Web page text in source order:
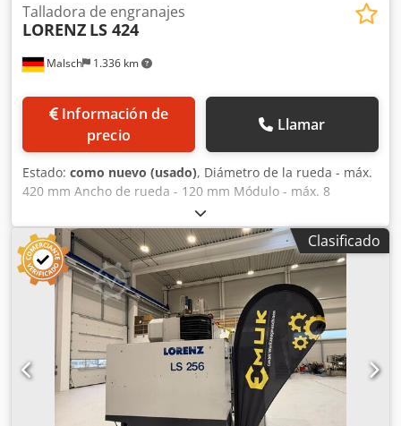
Malsch 1.336 km
Talladora de engranajes
LORENZ LS 424
Información de
precio
Llamar
Estado: como nuevo (usado), Diámetro de la rueda - máx.
420 mm Ancho de rueda - 120 mm Módulo - máx. 8
Módulo - mín. 0,5 Unidad de control CNC BWO Número de
carreras 32-800 carreras/min Potencia total necesaria 50
kW Peso de la máquina aprox. 9 toneladas Espacio
necesario aprox. 5,3 x 3,9 x 3,4 m Elevación de la máquina
200 mm Pies niveladores Diámetro de rueda - máx. 420
mm Recorrido x 360 mm Crodpfxstycgfj Aifjf Recorrido z
154 mm Recorrido L 137 mm Carga máx. de la mesa 1000
kg Unidad de control Potencia total necesaria 50 kW Peso
de la máquina aprox. 8400 toneladas Espacio necesario
aprox. 5,3 x 3,9 x 3,5 m o Guía recta o Elevación de la
máquina 200 mm o Con dispositivo automático de sujeción
de la pieza o Contra soporte Año de construcción: aprox.
Clasificado